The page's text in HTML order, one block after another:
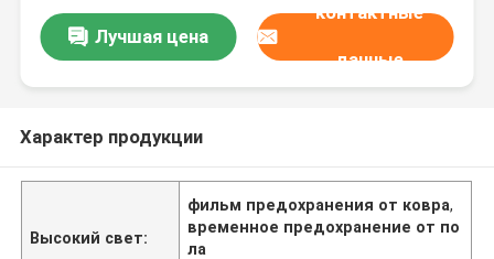
Лучшая цена
контактные
данные
Характер продукции
Высокий свет:
фильм предохранения от ковра,
временное предохранение от по
ла